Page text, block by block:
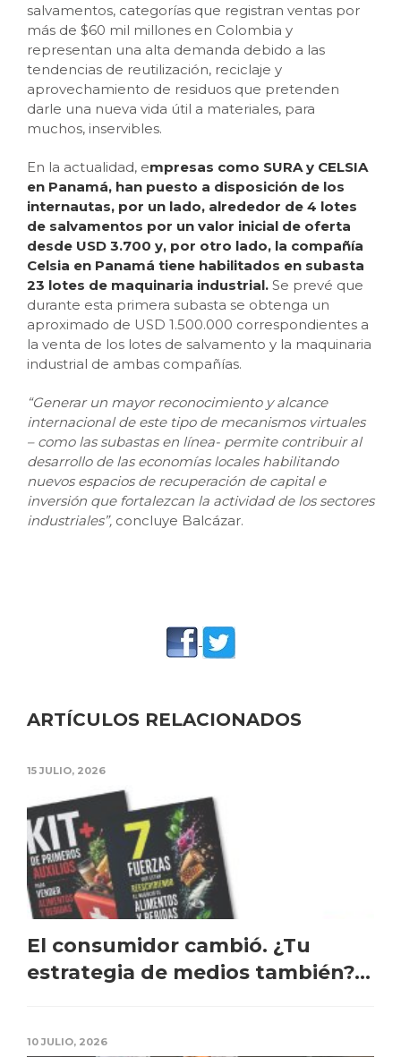
salvamentos, categorías que registran ventas por
más de $60 mil millones en Colombia y
representan una alta demanda debido a las
tendencias de reutilización, reciclaje y
aprovechamiento de residuos que pretenden
darle una nueva vida útil a materiales, para
muchos, inservibles.
En la actualidad, empresas como SURA y CELSIA
en Panamá, han puesto a disposición de los
internautas, por un lado, alrededor de 4 lotes
de salvamentos por un valor inicial de oferta
desde USD 3.700 y, por otro lado, la compañía
Celsia en Panamá tiene habilitados en subasta
23 lotes de maquinaria industrial. Se prevé que
durante esta primera subasta se obtenga un
aproximado de USD 1.500.000 correspondientes a
la venta de los lotes de salvamento y la maquinaria
industrial de ambas compañías.
“Generar un mayor reconocimiento y alcance
internacional de este tipo de mecanismos virtuales
– como las subastas en línea- permite contribuir al
desarrollo de las economías locales habilitando
nuevos espacios de recuperación de capital e
inversión que fortalezcan la actividad de los sectores
industriales”, concluye Balcázar.
ARTÍCULOS RELACIONADOS
15 JULIO, 2026
El consumidor cambió. ¿Tu
estrategia de medios también?...
10 JULIO, 2026